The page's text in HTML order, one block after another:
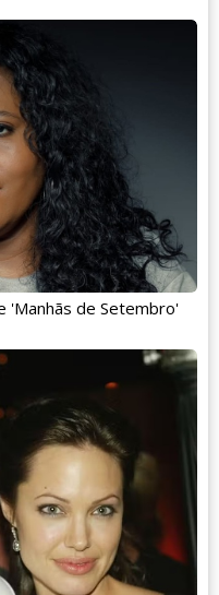
'Manhãs de Setembro'